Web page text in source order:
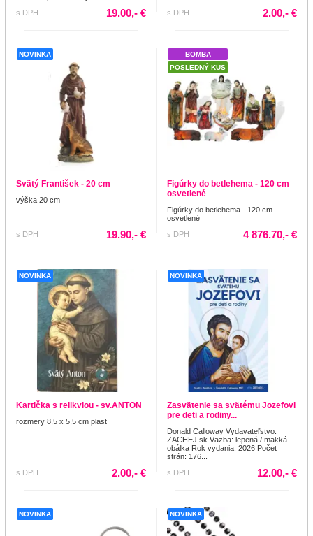
s DPH
19.00,- € s DPH 2.00,- €
NOVINKA
Svätý František - 20 cm
výška 20 cm
s DPH 19.90,- €
BOMBA
POSLEDNÝ KUS
Figúrky do betlehema - 120 cm
osvetlené
Figúrky do betlehema - 120 cm
osvetlené
s DPH
4 876.70,- €
NOVINKA
Kartička s relikviou - sv.ANTON
rozmery 8,5 x 5,5 cm plast
s DPH 2.00,- €
NOVINKA
Zasvätenie sa svätému Jozefovi
pre deti a rodiny...
Donald Calloway Vydavateľstvo:
ZACHEJ.sk Väzba: lepená / mäkká
obálka Rok vydania: 2026 Počet
strán: 176...
s DPH
12.00,- €
NOVINKA NOVINKA